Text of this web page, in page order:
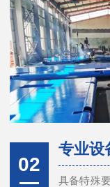
02
专业设
具备特殊